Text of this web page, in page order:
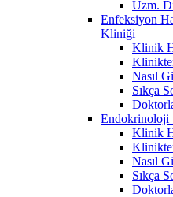
Uzm.
Enfeksiyon
Kliniği
Klinik
Nasıl
Sıkça
Endokrinoloji
Klinik
Nasıl
Sıkça